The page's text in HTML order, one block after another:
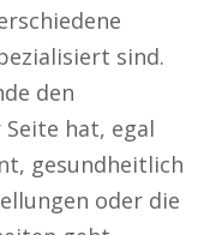
sind.
den
hat, egal
gesundheitlich
oder die